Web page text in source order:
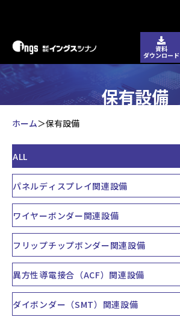
資料
ダウンロード
保有設備
ホーム 保有設備
ALL
パネルディスプレイ関連設備
ワイヤーボンダー関連設備
フリップチップボンダー関連設備
異方性導電接合（ACF）関連設備
ダイボンダー（SMT）関連設備